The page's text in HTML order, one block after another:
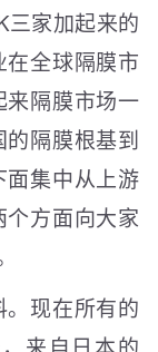
三家加起来的
全球隔膜市
隔膜市场一
隔膜根基到
集中从上游
方面向大家
现在所有的